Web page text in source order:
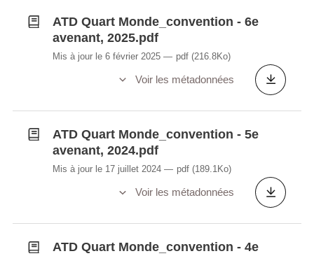
ATD Quart Monde_convention - 6e
avenant, 2025.pdf
Mis à jour le 6 février 2025 pdf (216.8Ko)
Voir les métadonnées
ATD Quart Monde_convention - 5e
avenant, 2024.pdf
Mis à jour le 17 juillet 2024 pdf (189.1Ko)
Voir les métadonnées
ATD Quart Monde_convention - 4e